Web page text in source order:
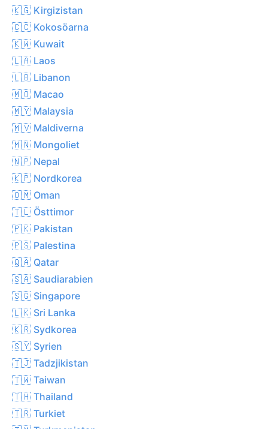
🇰🇬 Kirgizistan
🇨🇨 Kokosöarna
🇰🇼 Kuwait
🇱🇦 Laos
🇱🇧 Libanon
🇲🇴 Macao
🇲🇾 Malaysia
🇲🇻 Maldiverna
🇲🇳 Mongoliet
🇳🇵 Nepal
🇰🇵 Nordkorea
🇴🇲 Oman
🇹🇱 Östtimor
🇵🇰 Pakistan
🇵🇸 Palestina
🇶🇦 Qatar
🇸🇦 Saudiarabien
🇸🇬 Singapore
🇱🇰 Sri Lanka
🇰🇷 Sydkorea
🇸🇾 Syrien
🇹🇯 Tadzjikistan
🇹🇼 Taiwan
🇹🇭 Thailand
🇹🇷 Turkiet